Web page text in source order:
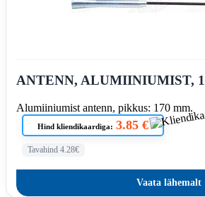
ANTENN, ALUMIINIUMIST,
Alumiiniumist antenn, pikkus: 170 mm.
Hind kliendikaardiga: 3.85 €
Tavahind 4.28€
Vaata lähemalt